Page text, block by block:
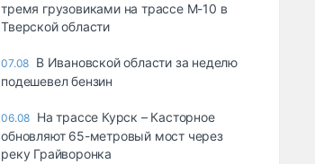
тремя грузовиками на трассе М-10 в
Тверской области
07.08 В Ивановской области за неделю
подешевел бензин
06.08 На трассе Курск – Касторное
обновляют 65-метровый мост через
реку Грайворонка